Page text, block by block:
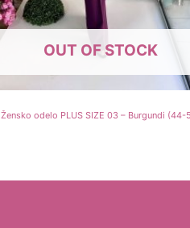
OUT OF STOCK
Žensko odelo PLUS SIZE 03 – Burgundi (44-